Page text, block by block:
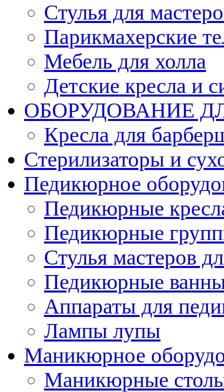
Стулья для
Парикмахерские
Мебель для холла
Детские кресла и
ОБОРУДОВАНИЕ
Кресла для
Стерилизаторы и
Педикюрное
Педикюрные
Педикюрные
Стулья мастеров
Педикюрные
Аппараты для
Лампы лупы
Маникюрное
Маникюрные